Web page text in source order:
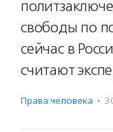
свободы по
сейчас в
считают
Права человека ·